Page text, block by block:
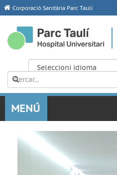
Corporació Sanitària Parc Taulí